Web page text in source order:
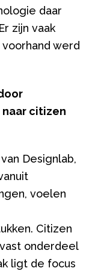
daar
zijn vaak
werd
citizen
Designlab,
voelen
Citizen
onderdeel
ligt de focus